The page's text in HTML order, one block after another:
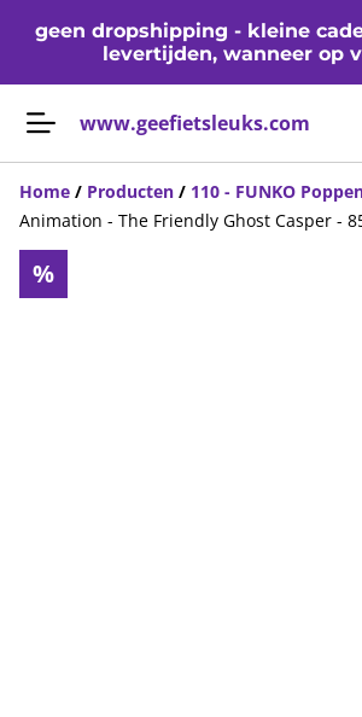
geen dropshipping - kleine
levertijden, wanneer op
www.geefietsleuks.com
Home / Producten / 110 - FUNKO
Animation - The Friendly Ghost Casper -
%